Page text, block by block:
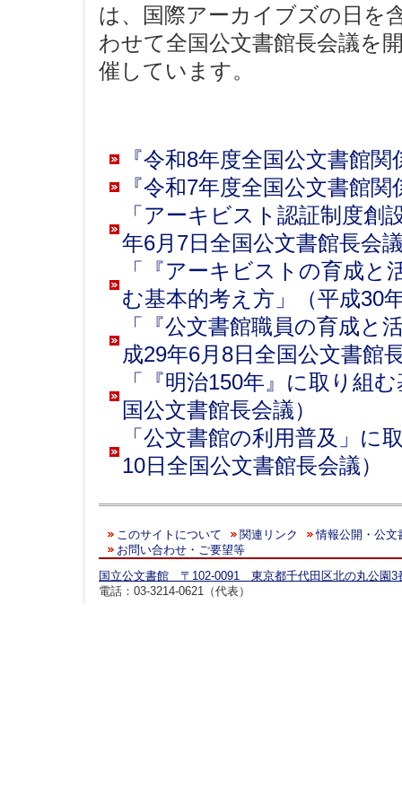
は、国際アーカイブズの日を
わせて全国公文書館長会議を
催しています。
『令和8年度全国公文書館
『令和7年度全国公文書館
「アーキビスト認証制度創
年6月7日全国公文書館長会
「『アーキビストの育成と
む基本的考え方」（平成30
「『公文書館職員の育成と
成29年6月8日全国公文書館
「『明治150年』に取り組
国公文書館長会議）
「公文書館の利用普及」に
10日全国公文書館長会議）
このサイトについて 関連リンク
情報公開・公文
お問い合わせ・ご要望等
国立公文書館 〒102-0091 東京都千代田区北の丸公園3
電話：03-3214-0621（代表）